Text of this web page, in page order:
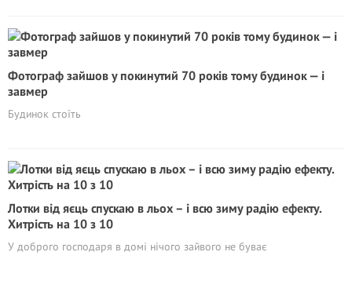
Фотограф зайшов у покинутий 70 років тому будинок — і
завмер
Будинок стоїть
Лотки від яєць спускаю в льох – і всю зиму радію ефекту.
Хитрість на 10 з 10
У доброго господаря в домі нічого зайвого не буває